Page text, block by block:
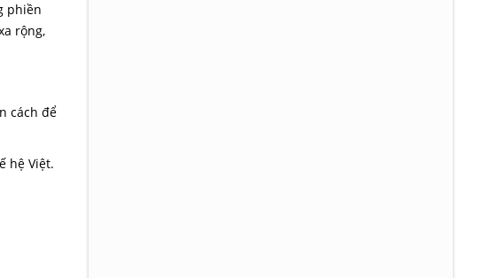
phiền
rộng,
cách để
hệ Việt.